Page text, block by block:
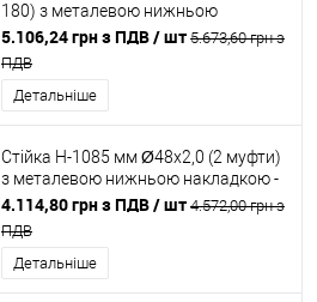
180) з металевою нижньою
накладкою - хром блиск
5.106,24 грн з ПДВ/ шт 5.673,60 грн з
ПДВ
Детальніше
Стійка H-1085 мм Ø48x2,0 (2 муфти)
з металевою нижньою накладкою -
хром блиск
4.114,80 грн з ПДВ/ шт 4.572,00 грн з
ПДВ
Детальніше